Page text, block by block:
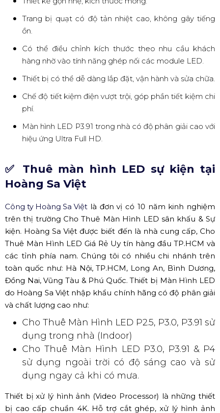
hình LED P3.91 được sử dụng phổ biến trên thị trường
cho thuê màn hình LED hiện nay.
Ngoài ra, màn hình LED P3.91 còn có nhiều ưu điểm vượt
trội như:
Thiết kế gọn nhẹ, kích thước mỏng.
Trang bị quạt có độ tản nhiệt cao, không gây tiếng
ồn.
Có thể điều chỉnh kích thước theo nhu cầu khách
hàng nhờ vào tính năng ghép nối các module LED.
Thiết bị có thể dễ dàng lắp đặt, vận hành và sửa chữa.
phí.
Màn hình LED P3.91 trong nhà có độ phân giải cao với
hiệu ứng Ultra Full HD.
✅ Thuê màn hình LED sự kiện tại
Hoàng Sa Việt
Công ty Hoàng Sa Việtlà đơn vị có 10 năm kinh nghiệm
trên thị trường Cho Thuê Màn Hình LED sân khấu & Sự
kiện. Hoàng Sa Việt được biết đến là nhà cung cấp, Cho
Thuê Màn Hình LED Giá Rẻ Uy tín hàng đầu TP.HCM và
các tỉnh phía nam. Chúng tôi có nhiều chi nhánh trên
toàn quốc như: Hà Nội, TP.HCM, Long An, Bình Dương,
Đồng Nai, Vũng Tàu & Phú Quốc. Thiết bị Màn Hình LED
do Hoàng Sa Việt nhập khẩu chính hãng có độ phân giải
và chất lượng cao như:
dụng trong nhà (Indoor)